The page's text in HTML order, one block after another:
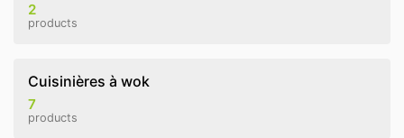
2
products
Cuisinières à wok
7
products